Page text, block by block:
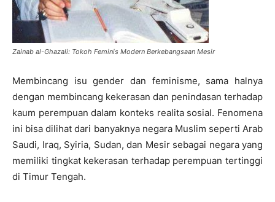
Zainab al-Ghazali: Tokoh Feminis Modern Berkebangsaan Mesir
Membincang isu gender dan feminisme, sama halnya
dengan membincang kekerasan dan penindasan terhadap
kaum perempuan dalam konteks realita sosial. Fenomena
ini bisa dilihat dari banyaknya negara Muslim seperti Arab
Saudi, Iraq, Syiria, Sudan, dan Mesir sebagai negara yang
memiliki tingkat kekerasan terhadap perempuan tertinggi
di Timur Tengah.